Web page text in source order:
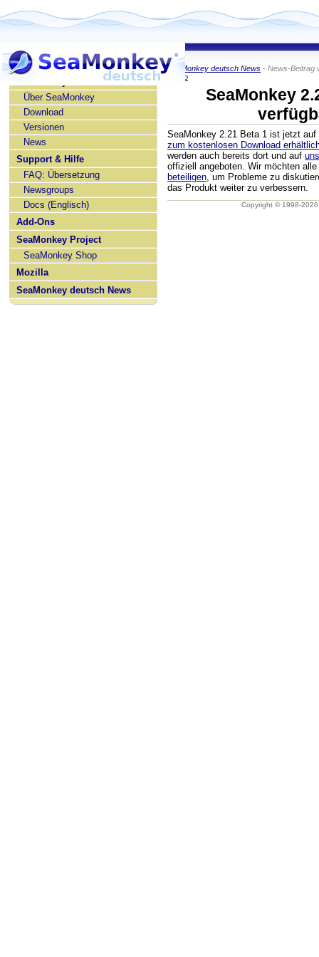
SeaMonkey deutsch
Über SeaMonkey
Download
Versionen
News
Support & Hilfe
FAQ: Übersetzung
Newsgroups
Docs (Englisch)
Add-Ons
SeaMonkey Project
SeaMonkey Shop
Mozilla
SeaMonkey deutsch News
SeaMonkey deutsch News - News-Beitrag
KaiRo
SeaMonkey
SeaMonkey 2.21 Beta 1 ist jetzt auf
zum kostenlosen Download
werden auch bereits dort und auf
offiziell angeboten. Wir möchten
beteiligen, um Probleme zu
das Produkt weiter zu verbessern.
Copyright © 1998-